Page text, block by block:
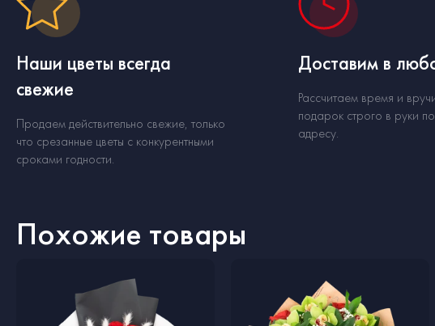
Наши цветы всегда
свежие
Продаем действительно свежие, только
что срезанные цветы с конкурентными
сроками годности.
Доставим в
Рассчитаем время и
подарок строго в руки
адресу.
Похожие товары